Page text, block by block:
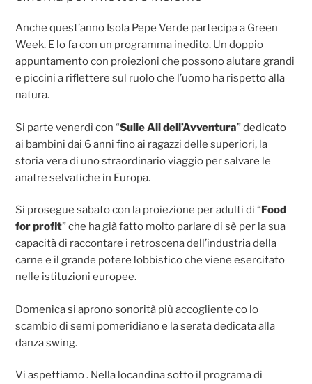
o
k
p
p
g
er
di
Anche quest’anno Isola Pepe Verde partecipa a Green
Week. E lo fa con un programma inedito. Un doppio
appuntamento con proiezioni che possono aiutare grandi
e piccini a riflettere sul ruolo che l’uomo ha rispetto alla
natura.
Si parte venerdì con “Sulle Ali dell’Avventura” dedicato
ai bambini dai 6 anni fino ai ragazzi delle superiori, la
storia vera di uno straordinario viaggio per salvare le
anatre selvatiche in Europa.
Si prosegue sabato con la proiezione per adulti di “Food
for profit” che ha già fatto molto parlare di sè per la sua
capacità di raccontare i retroscena dell’industria della
carne e il grande potere lobbistico che viene esercitato
nelle istituzioni europee.
Domenica si aprono sonorità più accogliente co lo
scambio di semi pomeridiano e la serata dedicata alla
danza swing.
Vi aspettiamo . Nella locandina sotto il programa di